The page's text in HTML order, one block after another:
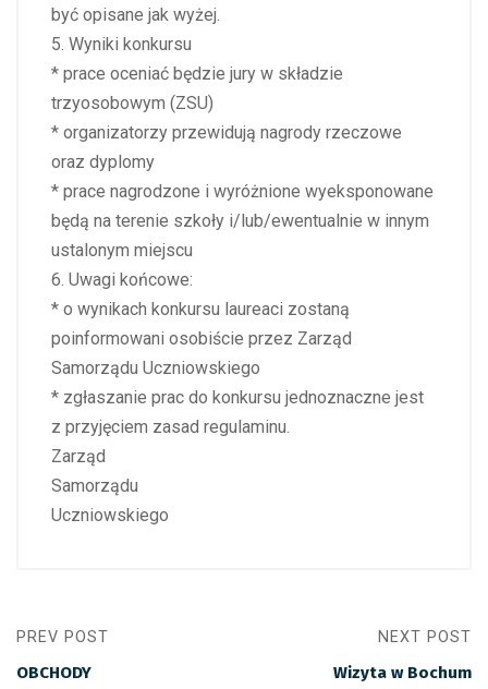
być opisane jak wyżej.
5. Wyniki konkursu
* prace oceniać będzie jury w składzie
trzyosobowym (ZSU)
* organizatorzy przewidują nagrody rzeczowe
oraz dyplomy
* prace nagrodzone i wyróżnione wyeksponowane
będą na terenie szkoły i/lub/ewentualnie w innym
ustalonym miejscu
6. Uwagi końcowe:
* o wynikach konkursu laureaci zostaną
poinformowani osobiście przez Zarząd
Samorządu Uczniowskiego
* zgłaszanie prac do konkursu jednoznaczne jest
z przyjęciem zasad regulaminu.
Zarząd
Samorządu
Uczniowskiego
PREV POST
OBCHODY
NEXT POST
Wizyta w Bochum